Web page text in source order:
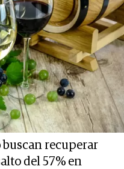
buscan recuperar
del 57% en